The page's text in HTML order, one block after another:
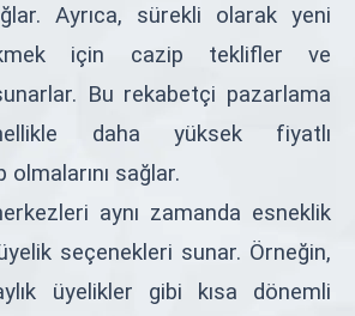
Ayrıca, sürekli olarak yeni
için cazip teklifler ve
Bu rekabetçi pazarlama
daha yüksek fiyatlı
sağlar.
aynı zamanda esneklik
seçenekleri sunar. Örneğin,
üyelikler gibi kısa dönemli